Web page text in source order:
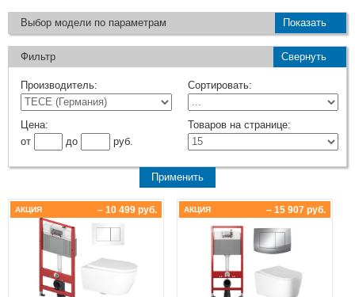
Выбор модели по параметрам Показать
Фильтр Свернуть
Производитель: Сортировать:
Цена:
от
до руб.
Товаров на странице:
– 10 499 руб.
АКЦИЯ – 15 907 руб.
АКЦИЯ